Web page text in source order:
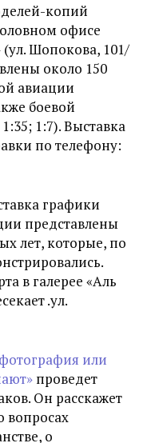
копий
офисе
(ул. Шопокова, 101/
около 150
авиации
боевой
1:7). Выставка
по телефону:
графики
представлены
лет, которые, по
в галерее «Аль
.ул.
или
проведет
Он расскажет
вопросах
о